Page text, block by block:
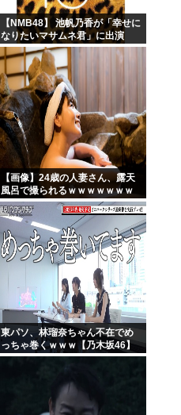
【NMB48】 池帆乃香が「幸せに
なりたいマサムネ君」に出演
【画像】24歳の人妻さん、露天
風呂で撮られるｗｗｗｗｗｗｗ
ｗｗｗｗｗｗｗｗｗｗ
東パソ、林瑠奈ちゃん不在でめ
っちゃ巻くｗｗｗ【乃木坂46】